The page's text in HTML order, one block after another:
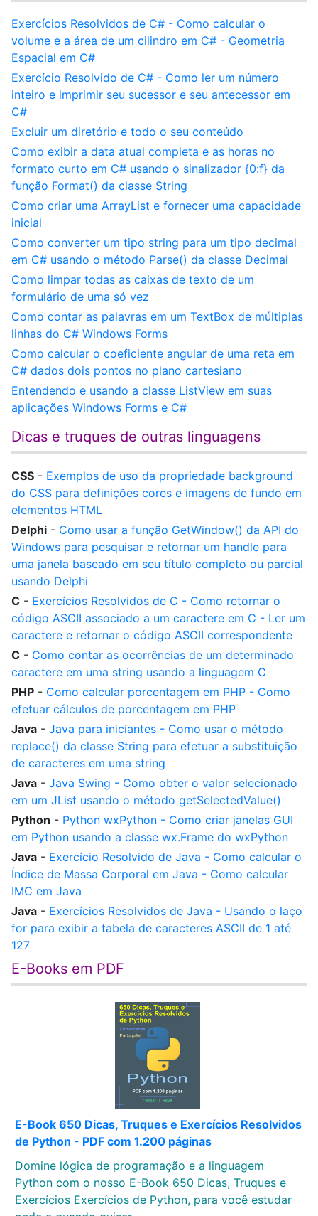
Exercícios Resolvidos de C# - Como calcular o
volume e a área de um cilindro em C# - Geometria
Espacial em C#
Exercício Resolvido de C# - Como ler um número
inteiro e imprimir seu sucessor e seu antecessor em
C#
Excluir um diretório e todo o seu conteúdo
Como exibir a data atual completa e as horas no
formato curto em C# usando o sinalizador {0:f} da
função Format() da classe String
Como criar uma ArrayList e fornecer uma capacidade
inicial
Como converter um tipo string para um tipo decimal
em C# usando o método Parse() da classe Decimal
Como limpar todas as caixas de texto de um
formulário de uma só vez
Como contar as palavras em um TextBox de múltiplas
linhas do C# Windows Forms
Como calcular o coeficiente angular de uma reta em
C# dados dois pontos no plano cartesiano
Entendendo e usando a classe ListView em suas
aplicações Windows Forms e C#
Dicas e truques de outras linguagens
CSS - Exemplos de uso da propriedade background
do CSS para definições cores e imagens de fundo em
elementos HTML
Delphi - Como usar a função GetWindow() da API do
Windows para pesquisar e retornar um handle para
uma janela baseado em seu título completo ou parcial
usando Delphi
C - Exercícios Resolvidos de C - Como retornar o
código ASCII associado a um caractere em C - Ler um
caractere e retornar o código ASCII correspondente
C - Como contar as ocorrências de um determinado
caractere em uma string usando a linguagem C
PHP - Como calcular porcentagem em PHP - Como
efetuar cálculos de porcentagem em PHP
Java - Java para iniciantes - Como usar o método
replace() da classe String para efetuar a substituição
de caracteres em uma string
Java - Java Swing - Como obter o valor selecionado
em um JList usando o método getSelectedValue()
Python - Python wxPython - Como criar janelas GUI
em Python usando a classe wx.Frame do wxPython
Java - Exercício Resolvido de Java - Como calcular o
Índice de Massa Corporal em Java - Como calcular
IMC em Java
Java - Exercícios Resolvidos de Java - Usando o laço
for para exibir a tabela de caracteres ASCII de 1 até
127
E-Books em PDF
E-Book 650 Dicas, Truques e Exercícios Resolvidos
de Python - PDF com 1.200 páginas
Domine lógica de programação e a linguagem
Python com o nosso E-Book 650 Dicas, Truques e
Exercícios Exercícios de Python, para você estudar